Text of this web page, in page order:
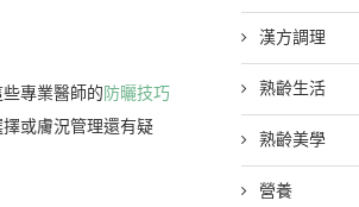
專業醫師的 防曬技巧
或膚況管理還有疑
漢方調理
熟齡生活
熟齡美學
營養